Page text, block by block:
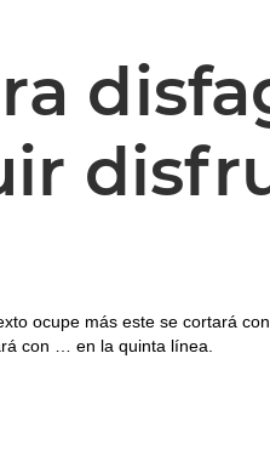
ocupe más este se cortará
con … en la quinta línea.